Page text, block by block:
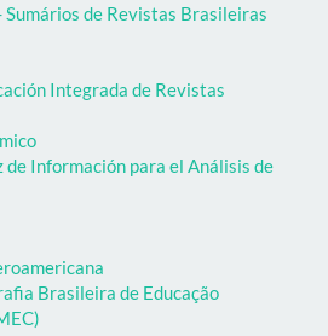
Sumários de Revistas Brasileiras
Integrada de Revistas
Información para el Análisis de
Brasileira de Educação